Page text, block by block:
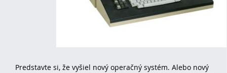
Predstavte si, že vyšiel nový operačný systém. Alebo nový